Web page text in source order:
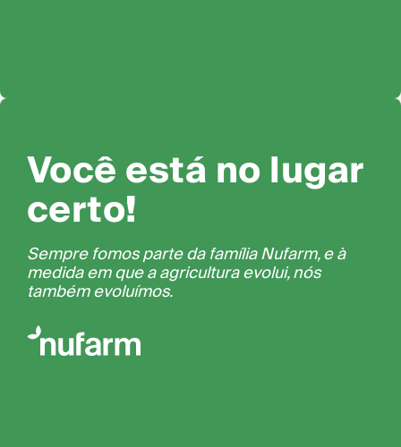
Você está no lugar
certo!
Sempre fomos parte da família Nufarm, e à
medida em que a agricultura evolui, nós
também evoluímos.